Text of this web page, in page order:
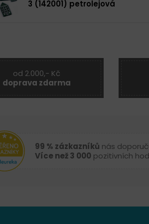
3 (142001) petrolejová
od 2.000,- Kč
doprava zdarma
99 % zázkazníků nás
Více než 3 000 pozitivních